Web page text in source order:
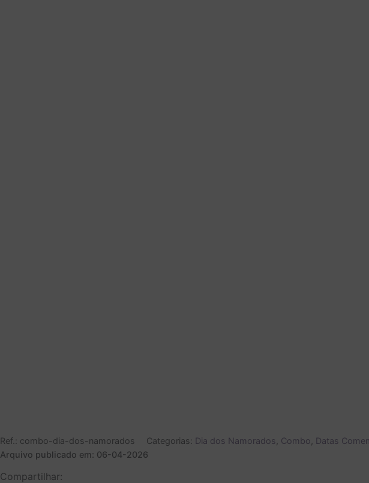
Ref.: combo-dia-dos-namorados Categorias: Dia dos Namorados Combo Datas
Arquivo publicado em: 06-04-2026
Compartilhar: